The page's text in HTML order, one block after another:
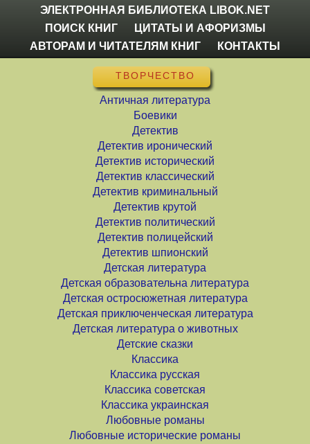
ЭЛЕКТРОННАЯ БИБЛИОТЕКА LIBOK.NET
ПОИСК КНИГ
ЦИТАТЫ И АФОРИЗМЫ
АВТОРАМ И ЧИТАТЕЛЯМ КНИГ
КОНТАКТЫ
ТВОРЧЕСТВО
Античная литература
Боевики
Детектив
Детектив иронический
Детектив исторический
Детектив классический
Детектив криминальный
Детектив крутой
Детектив политический
Детектив полицейский
Детектив шпионский
Детская литература
Детская образовательна литература
Детская остросюжетная литература
Детская приключенческая литература
Детская литература о животных
Детские сказки
Классика
Классика русская
Классика советская
Классика украинская
Любовные романы
Любовные исторические романы